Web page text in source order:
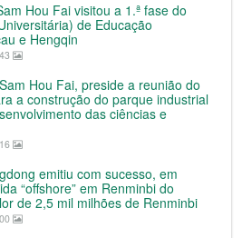
Hou Fai visitou a 1.ª fase do
de Educação
e Hengqin
Hou Fai, preside a reunião do
a construção do parque industrial
das ciências e
emitiu com sucesso, em
“offshore” em Renminbi do
de 2,5 mil milhões de Renminbi